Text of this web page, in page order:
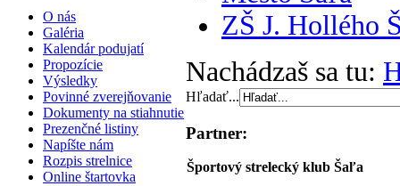
O nás
Galéria
Kalendár podujatí
Propozície
Výsledky
Povinné zverejňovanie
Dokumenty na stiahnutie
Prezenčné listiny
Napíšte nám
Rozpis strelnice
Online štartovka
ZŠ J. Hollého
Nachádzaš sa tu:
Hľadať...
Partner:
Športový strelecký klub Šaľa